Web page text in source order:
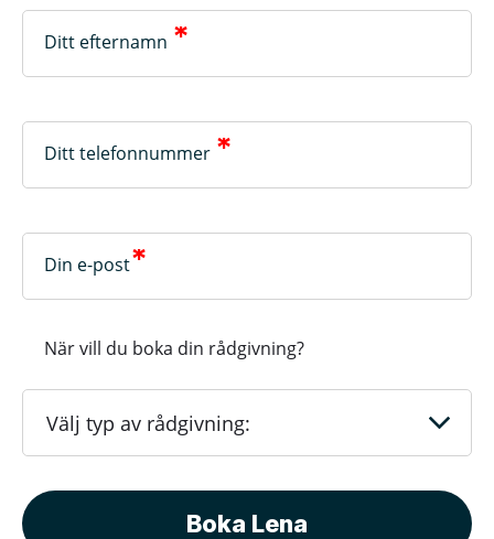
Ditt efternamn *
Ditt telefonnummer *
Din e-post*
När vill du boka din rådgivning?
Boka Lena